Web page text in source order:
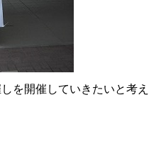
を開催していきたいと考え